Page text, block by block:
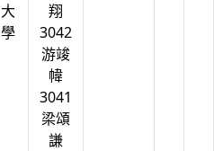
大
學
翔
3042
游竣
幃
3041
梁頌
謙